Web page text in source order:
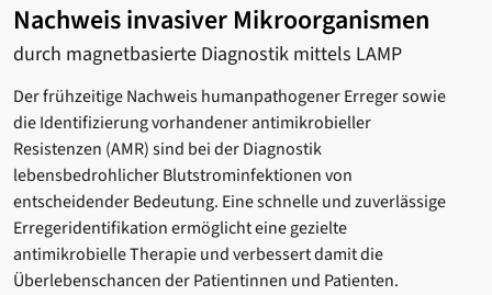
Nachweis invasiver Mikroorganismen
durch magnetbasierte Diagnostik mittels LAMP
Der frühzeitige Nachweis humanpathogener Erreger sowie
die Identifizierung vorhandener antimikrobieller
Resistenzen (AMR) sind bei der Diagnostik
lebensbedrohlicher Blutstrominfektionen von
entscheidender Bedeutung. Eine schnelle und zuverlässige
Erregeridentifikation ermöglicht eine gezielte
antimikrobielle Therapie und verbessert damit die
Überlebenschancen der Patientinnen und Patienten.